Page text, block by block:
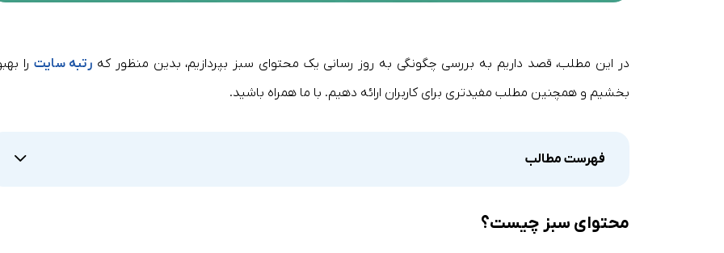
در این مطلب، قصد داریم به بررسی چگونگی به روز رسانی یک محتوای سبز بپردازیم، بدین منظور که رتبه سایت را
بخشیم و همچنین مطلب مفیدتری برای کاربران ارائه دهیم. با ما همراه باشید.
فهرست مطالب
محتوای سبز چیست؟